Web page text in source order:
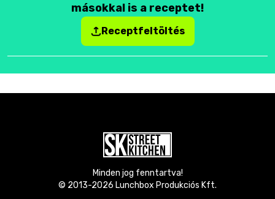
másokkal is a receptet!
Receptfeltöltés
Minden jog fenntartva!
© 2013-2026 Lunchbox Produkciós Kft.